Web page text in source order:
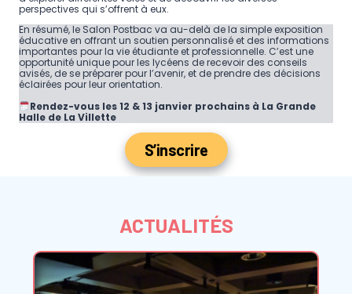
perspectives qui s’offrent à eux.
En résumé, le Salon Postbac va au-delà de la simple exposition
éducative en offrant un soutien personnalisé et des informations
importantes pour la vie étudiante et professionnelle. C’est une
opportunité unique pour les lycéens de recevoir des conseils
avisés, de se préparer pour l’avenir, et de prendre des décisions
éclairées pour leur orientation.
Rendez-vous les 12 & 13 janvier prochains à La Grande
Halle de La Villette
S’inscrire
ACTUALITÉS